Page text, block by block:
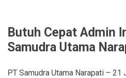
Butuh Cepat Admin
Samudra Utama
PT Samudra Utama Narapati – 21